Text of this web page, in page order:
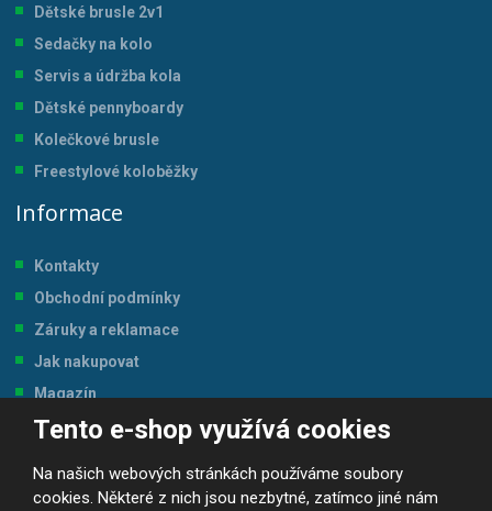
Tento e-shop využívá cookies
Na našich webových stránkách používáme soubory
cookies. Některé z nich jsou nezbytné, zatímco jiné nám
Dětské brusle 2v1
Sedačky na kolo
Servis a údržba kola
Dětské pennyboardy
Kolečkové brusle
Freestylové koloběžky
Informace
Kontakty
Obchodní podmínky
Záruky a reklamace
Jak nakupovat
Magazín
Tabulka velikostí